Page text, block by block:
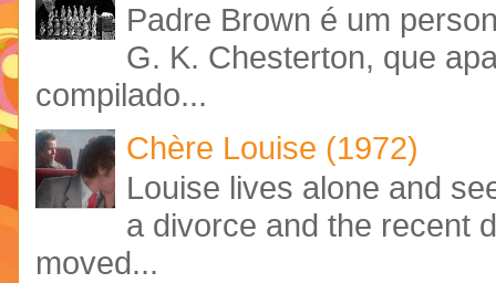
Padre Brown é um
G. K. Chesterton, que
compilado...
Chère Louise (1972)
Louise lives alone and
a divorce and the recent
moved...